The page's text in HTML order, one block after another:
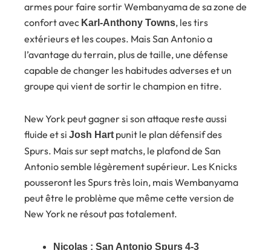
armes pour faire sortir Wembanyama de sa zone de
confort avec Karl-Anthony Towns, les tirs
extérieurs et les coupes. Mais San Antonio a
l’avantage du terrain, plus de taille, une défense
capable de changer les habitudes adverses et un
groupe qui vient de sortir le champion en titre.
New York peut gagner si son attaque reste aussi
fluide et si Josh Hart punit le plan défensif des
Spurs. Mais sur sept matchs, le plafond de San
Antonio semble légèrement supérieur. Les Knicks
pousseront les Spurs très loin, mais Wembanyama
peut être le problème que même cette version de
New York ne résout pas totalement.
Nicolas : San Antonio Spurs 4-3